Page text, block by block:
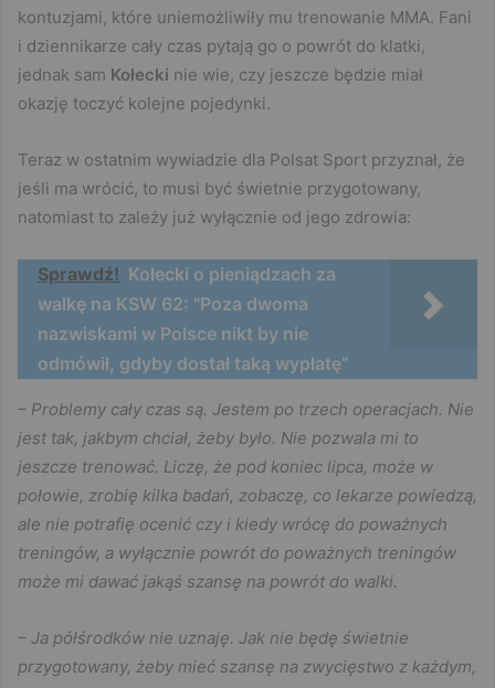
kontuzjami, które uniemożliwiły mu trenowanie MMA. Fani
i dziennikarze cały czas pytają go o powrót do klatki,
jednak sam Kołecki nie wie, czy jeszcze będzie miał
okazję toczyć kolejne pojedynki.
Teraz w ostatnim wywiadzie dla Polsat Sport przyznał, że
jeśli ma wrócić, to musi być świetnie przygotowany,
natomiast to zależy już wyłącznie od jego zdrowia:
Sprawdź! Kołecki o pieniądzach za
walkę na KSW 62: "Poza dwoma
nazwiskami w Polsce nikt by nie
odmówił, gdyby dostał taką wypłatę”
– Problemy cały czas są. Jestem po trzech operacjach. Nie
jest tak, jakbym chciał, żeby było. Nie pozwala mi to
jeszcze trenować. Liczę, że pod koniec lipca, może w
połowie, zrobię kilka badań, zobaczę, co lekarze powiedzą,
ale nie potrafię ocenić czy i kiedy wrócę do poważnych
treningów, a wyłącznie powrót do poważnych treningów
może mi dawać jakąś szansę na powrót do walki.
– Ja półśrodków nie uznaję. Jak nie będę świetnie
przygotowany, żeby mieć szansę na zwycięstwo z każdym,